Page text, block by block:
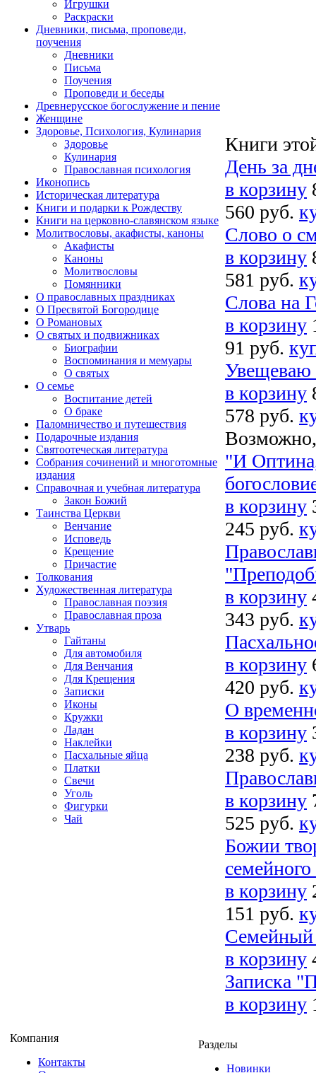
Игрушки
Раскраски
Дневники, письма, проповеди,
поучения
Дневники
Письма
Поучения
Проповеди и беседы
Древнерусское богослужение и пение
Женщине
Здоровье, Психология, Кулинария
Здоровье
Кулинария
Православная психология
Иконопись
Историческая литература
Книги и подарки к Рождеству
Книги на церковно-славянском языке
Молитвословы, акафисты, каноны
Акафисты
Каноны
Молитвословы
Помянники
О православных праздниках
О Пресвятой Богородице
О Романовых
О святых и подвижниках
Биографии
Воспоминания и мемуары
О святых
О семье
Воспитание детей
О браке
Паломничество и путешествия
Подарочные издания
Святоотеческая литература
Собрания сочинений и многотомные
издания
Справочная и учебная литература
Закон Божий
Таинства Церкви
Венчание
Исповедь
Крещение
Причастие
Толкования
Художественная литература
Православная поэзия
Православная проза
Утварь
Гайтаны
Для автомобиля
Для Венчания
Для Крещения
Записки
Иконы
Кружки
Ладан
Наклейки
Пасхальные яйца
Платки
Свечи
Уголь
Фигурки
Чай
Книги
День за
в корзину
560 руб.
Слово о
в корзину
581 руб.
Слова на
в корзину
91 руб.
Увещеваю
в корзину
578 руб.
Возможно,
"И
в корзину
245 руб.
в корзину
343 руб.
в корзину
420 руб.
О
в корзину
238 руб.
в корзину
525 руб.
Божии
в корзину
151 руб.
Семейный
в корзину
Записка
в корзину
Компания
Контакты
Разделы
Новинки